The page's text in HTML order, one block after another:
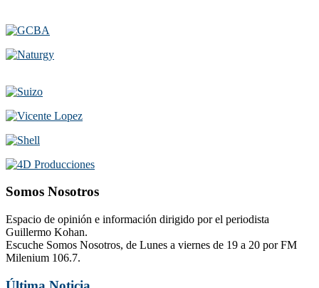
Somos Nosotros
Espacio de opinión e información dirigido por el periodista
Guillermo Kohan.
Escuche Somos Nosotros, de Lunes a viernes de 19 a 20 por FM
Milenium 106.7.